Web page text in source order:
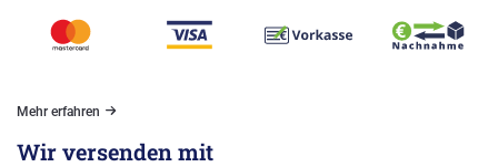
Mehr erfahren
Wir versenden mit